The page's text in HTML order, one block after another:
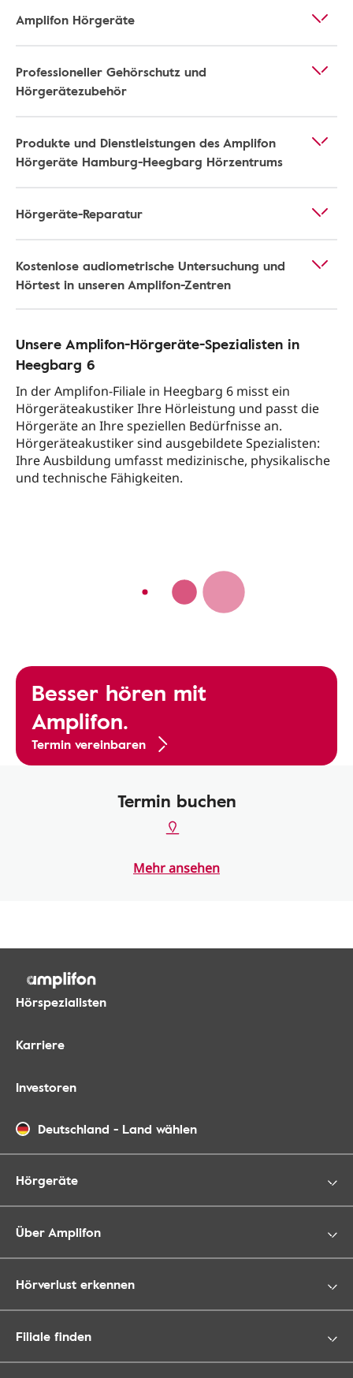
Amplifon Hörgeräte
Professioneller Gehörschutz und
Hörgerätezubehör
Produkte und Dienstleistungen des Amplifon
Hörgeräte Hamburg-Heegbarg Hörzentrums
Hörgeräte-Reparatur
Kostenlose audiometrische Untersuchung und
Hörtest in unseren Amplifon-Zentren
Unsere Amplifon-Hörgeräte-Spezialisten in
Heegbarg 6
In der Amplifon-Filiale in Heegbarg 6 misst ein
Hörgeräteakustiker Ihre Hörleistung und passt die
Hörgeräte an Ihre speziellen Bedürfnisse an.
Hörgeräteakustiker sind ausgebildete Spezialisten:
Ihre Ausbildung umfasst medizinische, physikalische
und technische Fähigkeiten.
Besser hören mit
Amplifon.
Termin vereinbaren
Termin buchen
Mehr ansehen
Hörspezialisten
Karriere
Investoren
Deutschland - Land wählen
Hörgeräte
Über Amplifon
Hörverlust erkennen
Filiale finden